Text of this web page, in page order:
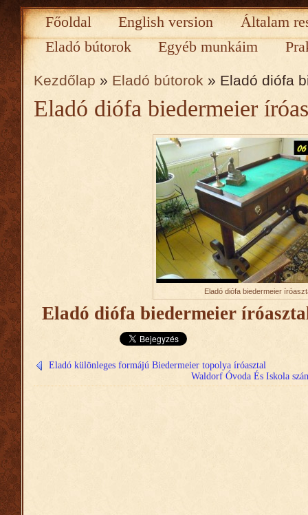
Főoldal English version
Általam
Eladó bútorok
Egyéb munkáim
Kezdőlap » Eladó bútorok » Eladó diófa
Eladó diófa biedermeier
Eladó diófa biedermeier
Eladó diófa biedermeier
Eladó különleges formájú Biedermeier topolya íróasztal
Waldorf Óvoda És Iskola